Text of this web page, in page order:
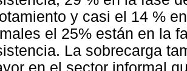
y casi el 14 %
el 25% están en la
La sobrecarga
en el sector informal